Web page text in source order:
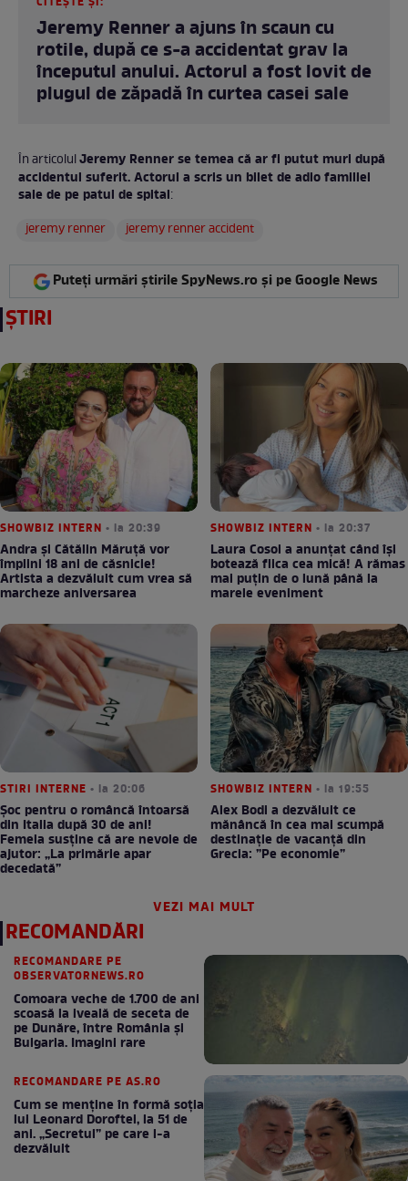
Jeremy Renner a ajuns în scaun cu
rotile, după ce s-a accidentat grav la
începutul anului. Actorul a fost lovit de
plugul de zăpadă în curtea casei sale
În articolulJeremy Renner se temea că ar fi putut muri după
accidentul suferit. Actorul a scris un bilet de adio familiei
sale de pe patul de spital:
jeremy renner
jeremy renner accident
Puteți urmări știrile SpyNews.ro și pe Google News
ȘTIRI
SHOWBIZ INTERN • la 20:39
Andra și Cătălin Măruță vor
împlini 18 ani de căsnicie!
Artista a dezvăluit cum vrea să
marcheze aniversarea
SHOWBIZ INTERN • la 20:37
Laura Cosoi a anunțat când își
botează fiica cea mică! A rămas
mai puțin de o lună până la
marele eveniment
STIRI INTERNE • la 20:06
Șoc pentru o româncă întoarsă
din Italia după 30 de ani!
Femeia susține că are nevoie de
ajutor: „La primărie apar
decedată”
SHOWBIZ INTERN • la 19:55
Alex Bodi a dezvăluit ce
mănâncă în cea mai scumpă
destinație de vacanță din
Grecia: ”Pe economie”
VEZI MAI MULT
RECOMANDĂRI
RECOMANDARE PE
OBSERVATORNEWS.RO
Comoara veche de 1.700 de ani
scoasă la iveală de seceta de
pe Dunăre, între România şi
Bulgaria. Imagini rare
RECOMANDARE PE AS.RO
Cum se menţine în formă soţia
lui Leonard Doroftei, la 51 de
ani. „Secretul” pe care l-a
dezvăluit